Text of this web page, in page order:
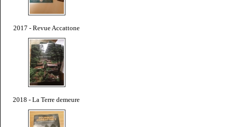
2017 - Revue Accattone
2018 - La Terre demeure